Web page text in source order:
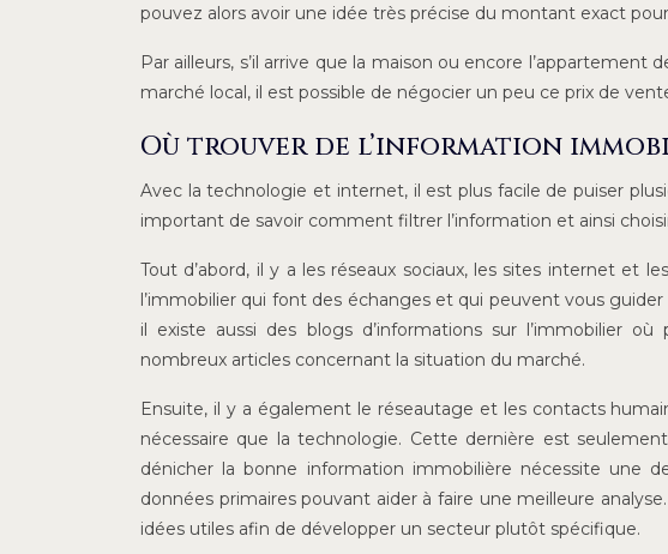
pouvez alors avoir une idée très précise du montant exact
Par ailleurs, s’il arrive que la maison ou encore
marché local, il est possible de négocier un peu ce prix de
Où trouver de l’information
Avec la technologie et internet, il est plus facile de puiser
important de savoir comment filtrer l’information et ainsi
Tout d’abord, il y a les réseaux sociaux, les sites internet et
l’immobilier qui font des échanges et qui peuvent vous
il existe aussi des blogs d’informations sur l’immobilier
nombreux articles concernant la situation du marché.
Ensuite, il y a également le réseautage et les contacts
nécessaire que la technologie. Cette dernière est
dénicher la bonne information immobilière nécessite une
données primaires pouvant aider à faire une meilleure
idées utiles afin de développer un secteur plutôt spécifique.